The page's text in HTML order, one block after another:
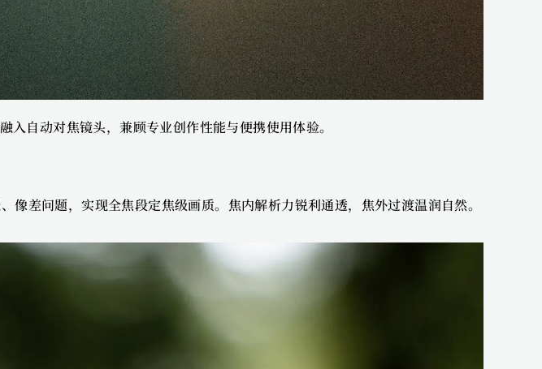
自动对焦镜头，兼顾专业创作性能与便携使用体验。
差问题，实现全焦段定焦级画质。焦内解析力锐利通透，焦外过渡温润自然。